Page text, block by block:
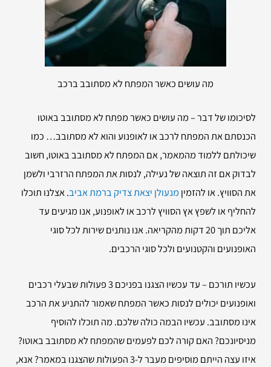
מה עושים כאשר המפתח לא מסתובב ברכב
לסיכומו של דבר – מה עושים כאשר מפתח לא מסתובב באוטו
הכנסתם את המפתח לרכב או לאופנוע והוא לא מסתובב… כמו
שיכולתם ללמוד מהמאמר, אם המפתח לא מסתובב באוטו, חשוב
לבדוק אם זה תוצאה של נעילה, לנסות את המפתח הרזרבי ולשמן
את הסוויץ. או להזמין מנעולן יצאת צדיק ברמת אביב. אצלנו תוכלו
להחליף או לשפץ אץ הסוויץ לרכב או לאופנוע, אנו מגיעים עד
אליכם תוך 20 דקות מהקריאה. אנו נותנים שירות לכל סוגי
האופנועים והקטנועים ולכל סוגי הרכבים.
עכשיו תורכם – עד עכשיו הצגנו בפניכם 3 פעולות שבעלי רכבים
ואופנועים יכולים לנסות כאשר המפתח שאמור להתניע את הרכב
אינו מסתובב. עכשיו הבמה כולה שלכם. מה תוכלו להוסיף
מניסיונכם? האם קורה לכם לפעמים שהמפתח לא מסתובב באוטו?
איזו עצה הייתם מוסיפים מעבר ל-3 הפעולות שהצגנו במאמר? אנא,